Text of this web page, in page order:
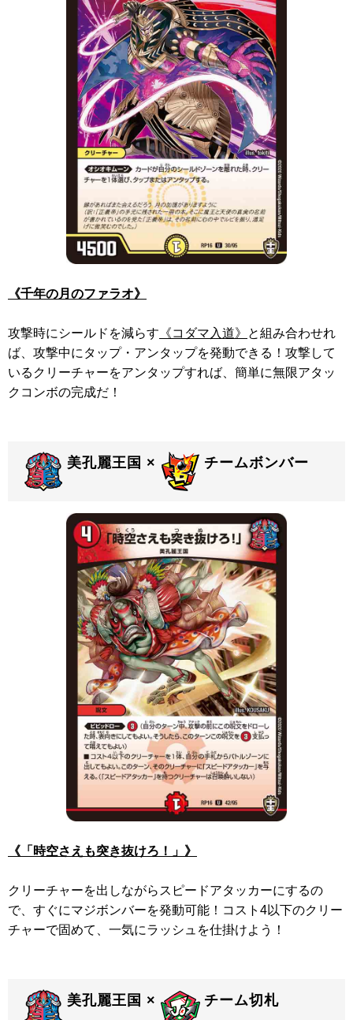
《千年の月のファラオ》
攻撃時にシールドを減らす 《コダマ入道》
と組み合わせれ
ば、攻撃中にタップ・アンタップを発動できる！攻撃して
いるクリーチャーをアンタップすれば、簡単に無限アタッ
クコンボの完成だ！
美孔麗王国 × チームボンバー
《「時空さえも突き抜けろ！」》
クリーチャーを出しながらスピードアタッカーにするの
で、すぐにマジボンバーを発動可能！コスト4以下のクリー
チャーで固めて、一気にラッシュを仕掛けよう！
美孔麗王国 × チーム切札